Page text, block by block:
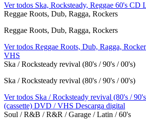
Ver todos Ska, Rocksteady, Reggae 60's CD
Reggae Roots, Dub, Ragga, Rockers
Reggae Roots, Dub, Ragga, Rockers
Ver todos Reggae Roots, Dub, Ragga,
VHS
Ska / Rocksteady revival (80's / 90's / 00's)
Ska / Rocksteady revival (80's / 90's / 00's)
Ver todos Ska / Rocksteady revival (80's /
(cassette) DVD / VHS Descarga digital
Soul / R&B / R&R / Garage / Latin / 60's